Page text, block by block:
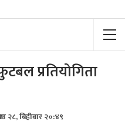
प्रतियोगिता
२८, बिहीबार २०:४९